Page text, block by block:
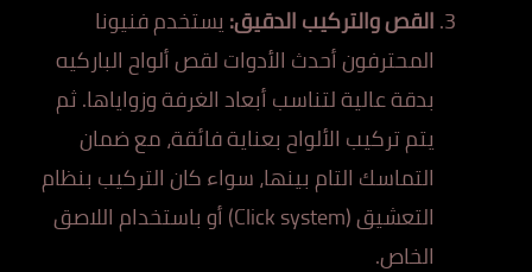
القص والتركيب الدقيق:يستخدم فنيونا
المحترفون أحدث الأدوات لقص ألواح الباركيه
بدقة عالية لتناسب أبعاد الغرفة وزواياها. ثم
يتم تركيب الألواح بعناية فائقة، مع ضمان
التماسك التام بينها، سواء كان التركيب بنظام
التعشيق (Click system) أو باستخدام اللاصق
الخاص.